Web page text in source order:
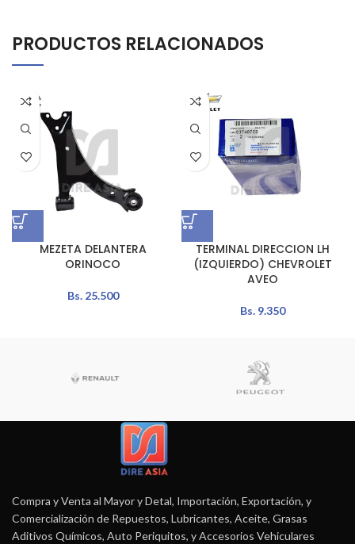
PRODUCTOS RELACIONADOS
MEZETA DELANTERA
ORINOCO
Bs.25.500
TERMINAL DIRECCION LH
(IZQUIERDO) CHEVROLET
AVEO
Bs.9.350
Compra y Venta al Mayor y Detal, Importación, Exportación, y
Comercialización de Repuestos, Lubricantes, Aceite, Grasas
Aditivos Químicos, Auto Periquitos, y Accesorios Vehiculares